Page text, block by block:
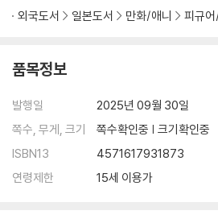
외국도서 일본도서 만화/애니 피규
품목정보
발행일
2025년 09월 30일
쪽수, 무게, 크기
쪽수확인중 | 크기확인중
ISBN13
4571617931873
연령제한
15세 이용가